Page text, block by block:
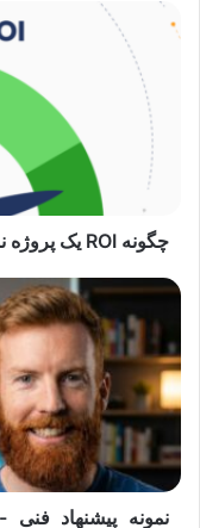
چگونه
ROI
نرم‌افزاری
محاسبه
کنیم؟
چگونه ROI یک پروژه نرم‌افزاری را محاسبه کنیم؟
نمونه
پیشنهاد
فنی
-
مالی
پیاده‌سازی
سامانه
نرم‌افزاری
سازمانی
نمونه پیشنهاد فنی